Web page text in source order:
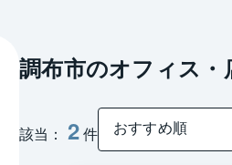
調布市のオフィス・
該当： 2件